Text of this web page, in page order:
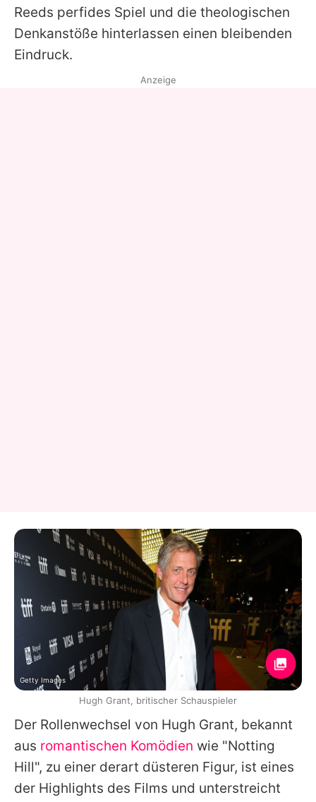
Reeds perfides Spiel und die theologischen
Denkanstöße hinterlassen einen bleibenden
Eindruck.
Der Rollenwechsel von Hugh Grant, bekannt
aus romantischen Komödien wie "Notting
Hill", zu einer derart düsteren Figur, ist eines
der Highlights des Films und unterstreicht
Anzeige
Getty Images
Hugh Grant, britischer Schauspieler